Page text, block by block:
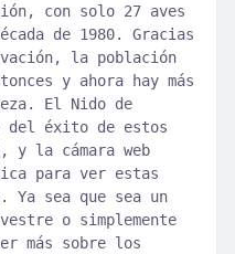
con solo 27 aves
de 1980. Gracias
la población
y ahora hay más
El Nido de
del éxito de estos
y la cámara web
para ver estas
Ya sea que sea un
o simplemente
más sobre los